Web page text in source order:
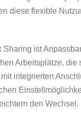
diese flexible
Sharing ist
Arbeitsplätze, die
integrierten
den Wechsel.